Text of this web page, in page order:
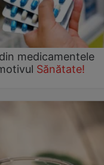
medicamentele
Sănătate!